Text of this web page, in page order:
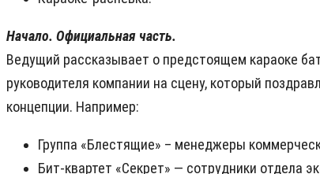
Начало. Официальная часть.
Ведущий рассказывает о предстоящем караоке
руководителя компании на сцену, который
концепции. Например:
Группа «Блестящие» – менеджеры
Бит-квартет «Секрет» — сотрудники отдела